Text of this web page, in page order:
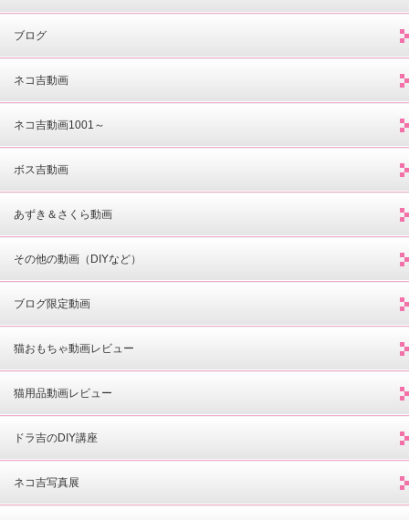
ブログ
ネコ吉動画
ネコ吉動画1001～
ボス吉動画
あずき＆さくら動画
その他の動画（DIYなど）
ブログ限定動画
猫おもちゃ動画レビュー
猫用品動画レビュー
ドラ吉のDIY講座
ネコ吉写真展